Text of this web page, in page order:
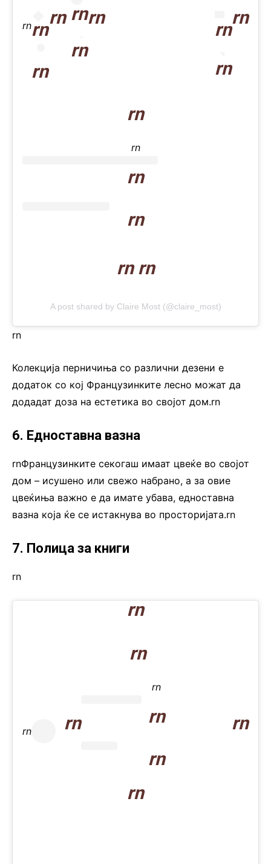
rnrn
rn
rn rn
rn
rn
rn
rn
rn
rn
rn
rn
rn
rn rn
A post shared by Claire Most (@claire_most)
rn
Колекција перничиња со различни дезени е
додаток со кој Французинките лесно можат да
додадат доза на естетика во својот дом.rn
6. Едноставна вазна
rnФранцузинките секогаш имаат цвеќе во својот
дом – исушено или свежо набрано, а за овие
цвеќиња важно е да имате убава, едноставна
вазна која ќе се истакнува во просторијата.rn
7. Полица за книги
rn
rn
rn
rn rn
rn
rn
rn
rn
rn